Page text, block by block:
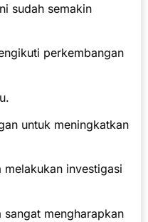
sudah semakin
perkembangan
untuk meningkatkan
investigasi
mengharapkan